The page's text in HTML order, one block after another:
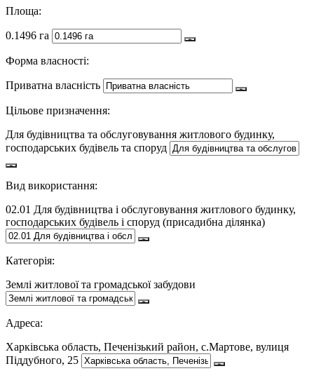
Площа:
0.1496 га
Форма власності:
Приватна власність
Цільове призначення:
Для будівництва та обслуговування житлового будинку,
господарських будівель та споруд
Вид використання:
02.01 Для будівництва і обслуговування житлового будинку,
господарських будівель і споруд (присадибна ділянка)
Категорія:
Землі житлової та громадської забудови
Адреса:
Харківська область, Печенізький район, с.Мартове, вулиця
Піддубного, 25